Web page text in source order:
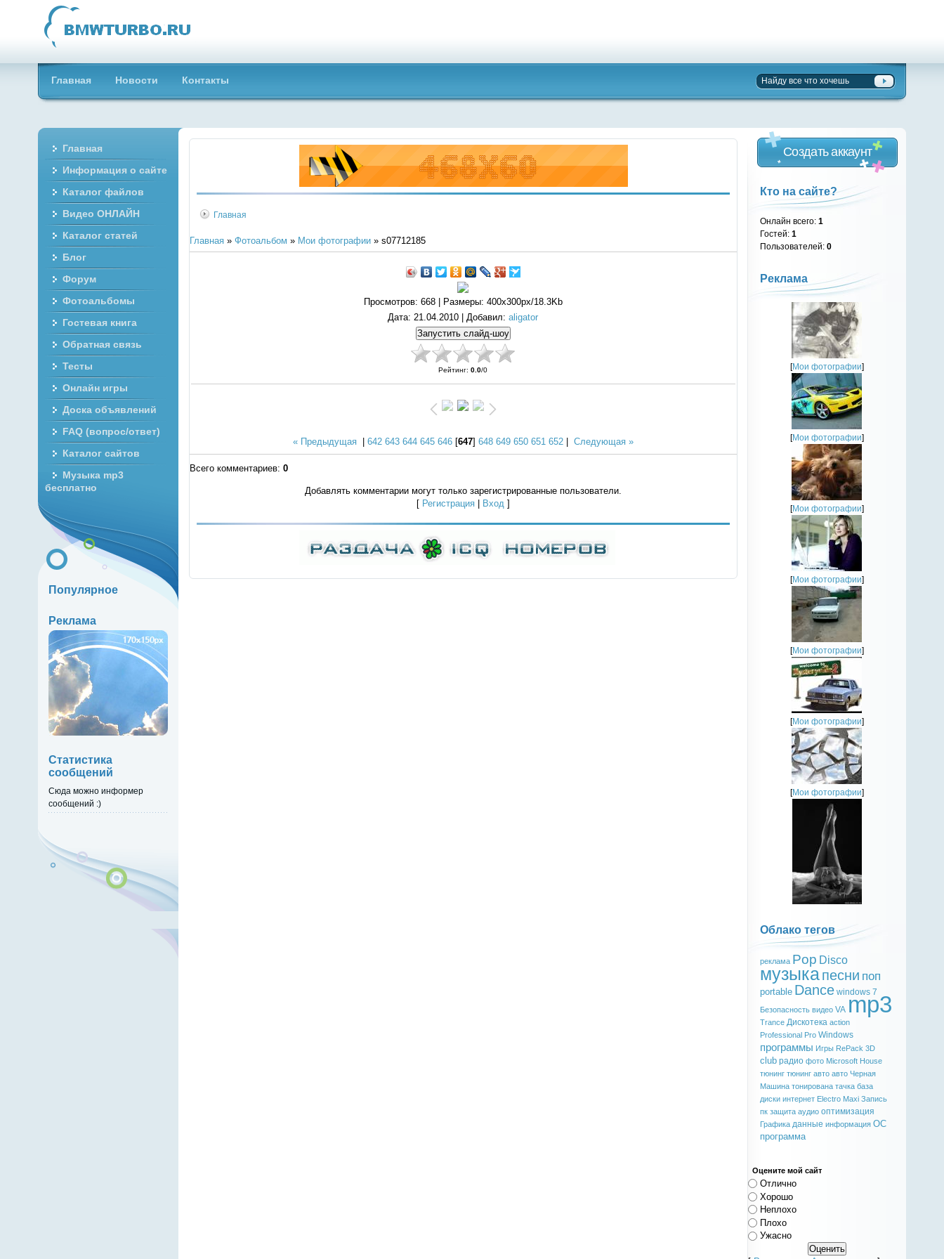
Главная Новости Контакты
Главная
Главная» Фотоальбом » Мои фотографии» s07712185
Просмотров: 668 | Размеры: 400x300px/18.3Kb
Дата: 21.04.2010 | Добавил:aligator
Рейтинг:0.0/0
« Предыдущая| 642 643 644 645 646[647] 648 649 650 651 652| Следующая »
Всего комментариев: 0
Добавлять комментарии могут только зарегистрированные пользователи.
[ Регистрация | Вход ]
Создать аккаунт
Кто на сайте?
Онлайн всего:1
Гостей:1
Пользователей:0
Реклама
[Мои фотографии]
[Мои фотографии]
[Мои фотографии]
[Мои фотографии]
[Мои фотографии]
[Мои фотографии]
[Мои фотографии]
Облако тегов
реклама Pop Disco
музыкапесни поп
portable Dance windows 7
Безопасность видео VA mp3
Trance Дискотека action
Professional Pro Windows
программы Игры RePack 3D
club радио фото Microsoft House
тюнинг тюнинг авто авто Черная
Машина тонирована тачка база
диски интернет Electro Maxi Запись
пк защита аудио оптимизация
Графика данные информация ОС
программа
Оцените мой сайт
Отлично
Хорошо
Неплохо
Плохо
Ужасно
Главная
Информация о сайте
Каталог файлов
Видео ОНЛАЙН
Каталог статей
Блог
Форум
Фотоальбомы
Гостевая книга
Обратная связь
Тесты
Онлайн игры
Доска объявлений
FAQ (вопрос/ответ)
Каталог сайтов
Музыка mp3
бесплатно
Популярное
Реклама
Статистика
сообщений
Сюда можно информер
сообщений :)